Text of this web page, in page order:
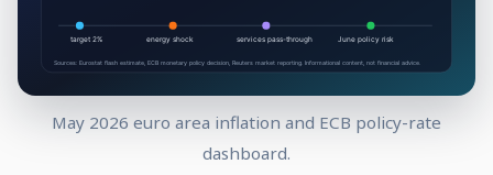
May 2026 euro area inflation and ECB policy-rate
dashboard.